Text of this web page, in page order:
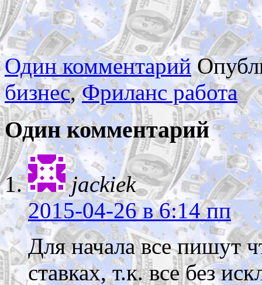
Один комментарий
бизнес,Фриланс работа
Один комментарий
jackiek
2015-04-26в 6:14 пп
Для начала все пишут
ставках, т.к. все без